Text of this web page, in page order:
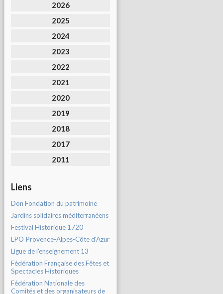
2026
2025
2024
2023
2022
2021
2020
2019
2018
2017
2011
Liens
Don Fondation du patrimoine
Jardins solidaires méditerranéens
Festival Historique 1720
LPO Provence-Alpes-Côte d'Azur
Ligue de l'enseignement 13
Fédération Française des Fêtes et
Spectacles Historiques
Fédération Nationale des
Comités et des organisateurs de